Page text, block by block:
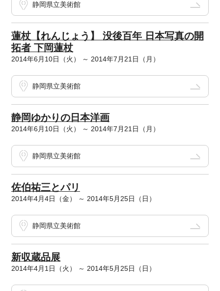
静岡県立美術館
蓮杖【れんじょう】 没後百年 日本写真の開
拓者 下岡蓮杖
2014年6月10日（火） ～ 2014年7月21日（月）
静岡県立美術館
静岡ゆかりの日本洋画
2014年6月10日（火） ～ 2014年7月21日（月）
静岡県立美術館
佐伯祐三とパリ
2014年4月4日（金） ～ 2014年5月25日（日）
静岡県立美術館
新収蔵品展
2014年4月1日（火） ～ 2014年5月25日（日）